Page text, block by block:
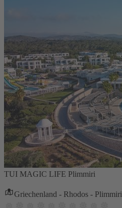
TUI MAGIC LIFE Plimmiri
Griechenland - Rhodos - Plimmiri